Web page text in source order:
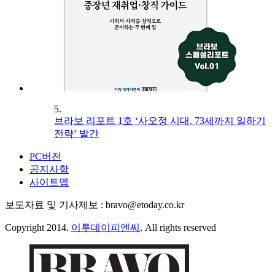
5.
브라보 리포트 1호 ‘사오정 시대, 73세까지 일하기
전략’ 발간
PC버전
공지사항
사이트맵
보도자료 및 기사제보 : bravo@etoday.co.kr
Copyright 2014. 이투데이피엔씨 . All rights reserved